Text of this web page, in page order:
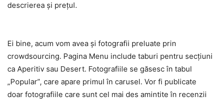
descrierea şi preţul.
Ei bine, acum vom avea şi fotografii preluate prin
crowdsourcing. Pagina Menu include taburi pentru secţiuni
ca Aperitiv sau Desert. Fotografiile se găsesc în tabul
„Popular”, care apare primul în carusel. Vor fi publicate
doar fotografiile care sunt cel mai des amintite în recenzii